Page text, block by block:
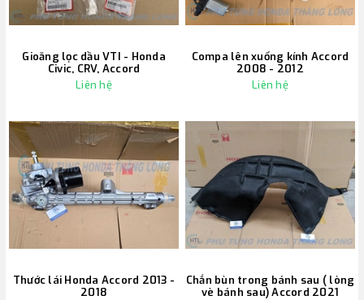
Gioăng lọc dầu VTI - Honda
Civic, CRV, Accord
Liên hệ
Compa lên xuống kính Accord
2008 - 2012
Liên hệ
Thước lái Honda Accord 2013 -
2018
Chắn bùn trong bánh sau ( lòng
vè bánh sau) Accord 2021